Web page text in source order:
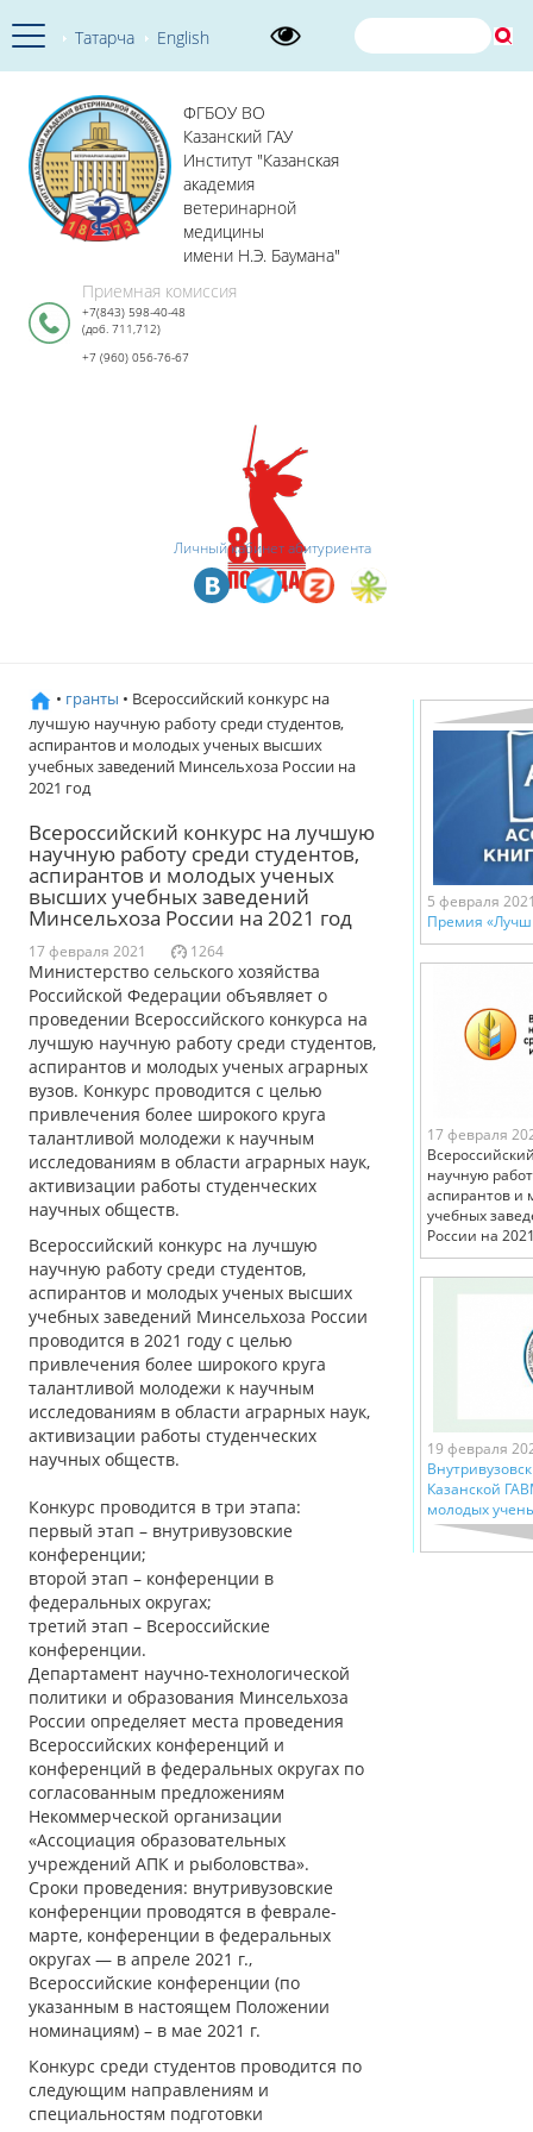
Татарча English
ФГБОУ ВО
Казанский ГАУ
Институт "Казанская
академия
ветеринарной
медицины
имени Н.Э. Баумана"
Приемная комиссия
+7(843) 598-40-48
(доб. 711,712)
+7 (960) 056-76-67
Личный кабинет абитуриента
• гранты • Всероссийский конкурс на
лучшую научную работу среди студентов,
аспирантов и молодых ученых высших
учебных заведений Минсельхоза России на
2021 год
Всероссийский конкурс на лучшую
научную работу среди студентов,
аспирантов и молодых ученых
высших учебных заведений
Минсельхоза России на 2021 год
17 февраля 2021 1264
Министерство сельского хозяйства
Российской Федерации объявляет о
проведении Всероссийского конкурса на
лучшую научную работу среди студентов,
аспирантов и молодых ученых аграрных
вузов. Конкурс проводится с целью
привлечения более широкого круга
талантливой молодежи к научным
исследованиям в области аграрных наук,
активизации работы студенческих
научных обществ.
Всероссийский конкурс на лучшую
научную работу среди студентов,
аспирантов и молодых ученых высших
учебных заведений Минсельхоза России
проводится в 2021 году с целью
привлечения более широкого круга
талантливой молодежи к научным
исследованиям в области аграрных наук,
активизации работы студенческих
научных обществ.
Конкурс проводится в три этапа:
первый этап – внутривузовские
конференции;
второй этап – конференции в
федеральных округах;
третий этап – Всероссийские
конференции.
Департамент научно-технологической
политики и образования Минсельхоза
России определяет места проведения
Всероссийских конференций и
конференций в федеральных округах по
согласованным предложениям
Некоммерческой организации
«Ассоциация образовательных
учреждений АПК и рыболовства».
Сроки проведения: внутривузовские
конференции проводятся в феврале-
марте, конференции в федеральных
округах — в апреле 2021 г.,
Всероссийские конференции (по
указанным в настоящем Положении
номинациям) – в мае 2021 г.
Конкурс среди студентов проводится по
следующим направлениям и
специальностям подготовки
5 февраля
Премия
17 февраля
научную
аспирантов и
учебных
России на
19 февраля
Казанской
молодых